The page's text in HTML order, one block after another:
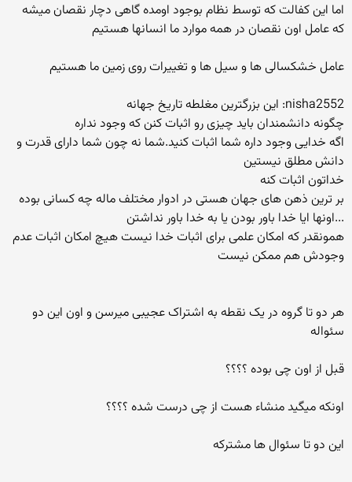
اما این کفالت که توسط نظام بوجود اومده گاهی دچار نقصان میشه
که عامل اون نقصان در همه موارد ما انسانها هستیم
عامل خشکسالی ها و سیل ها و تغییرات روی زمین ما هستیم
nisha2552: این بزرگترین مغلطه تاریخ جهانه
چگونه دانشمندان باید چیزی رو اثبات کنن که وجود نداره
اگه خدایی وجود داره شما اثبات کنید.شما نه چون شما دارای قدرت و
دانش مطلق نیستین
خداتون اثبات کنه
بر ترین ذهن های جهان هستی در ادوار مختلف ماله چه کسانی بوده
...اونها ایا خدا باور بودن یا به خدا باور نداشتن
همونقدر که امکان علمی برای اثبات خدا نیست هیچ امکان اثبات عدم
وجودش هم ممکن نیست
هر دو تا گروه در یک نقطه به اشتراک عجیبی میرسن و اون این دو
سئواله
قبل از اون چی بوده ؟؟؟؟
اونکه میگید منشاء هست از چی درست شده ؟؟؟؟
این دو تا سئوال ها مشترکه